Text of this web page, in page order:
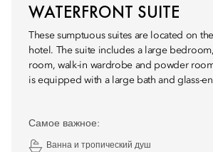
WATERFRONT SUITE
These sumptuous suites are located on
hotel. The suite includes a large
room, walk-in wardrobe and powder
is equipped with a large bath and glass-
Самое важное:
Ванна и тропический душ